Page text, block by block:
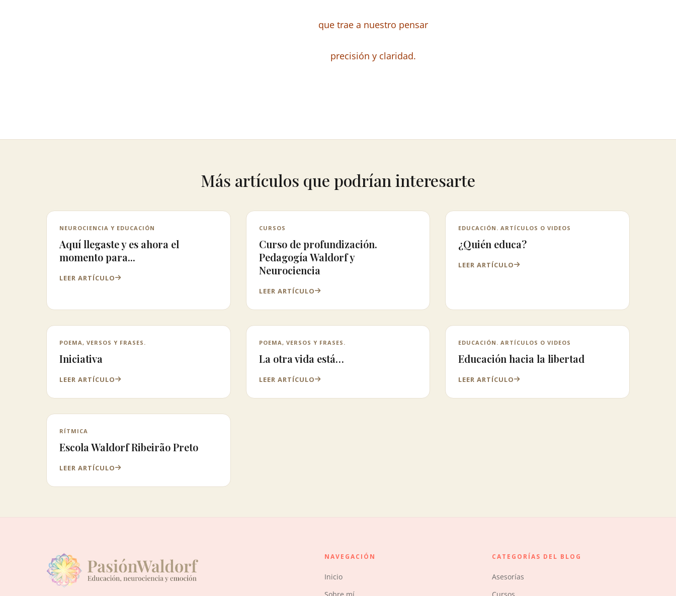
que trae a nuestro pensar
precisión y claridad.
Más artículos que podrían interesarte
NEUROCIENCIA Y EDUCACIÓN
Aquí llegaste y es ahora el
momento para...
LEER ARTÍCULO
CURSOS
Curso de profundización.
Pedagogía Waldorf y
Neurociencia
LEER ARTÍCULO
EDUCACIÓN. ARTÍCULOS O VIDEOS
¿Quién educa?
LEER ARTÍCULO
POEMA, VERSOS Y FRASES.
Iniciativa
LEER ARTÍCULO
POEMA, VERSOS Y FRASES.
La otra vida está…
LEER ARTÍCULO
EDUCACIÓN. ARTÍCULOS O VIDEOS
Educación hacia la libertad
LEER ARTÍCULO
RÍTMICA
Escola Waldorf Ribeirão Preto
LEER ARTÍCULO
NAVEGACIÓN
Inicio
CATEGORÍAS DEL BLOG
Asesorías